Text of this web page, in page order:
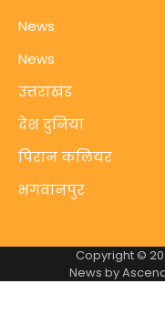
News
News
उत्तराखंड
देश दुनिया
पिरान कलियर
भगवानपुर
Copyright ©
News by